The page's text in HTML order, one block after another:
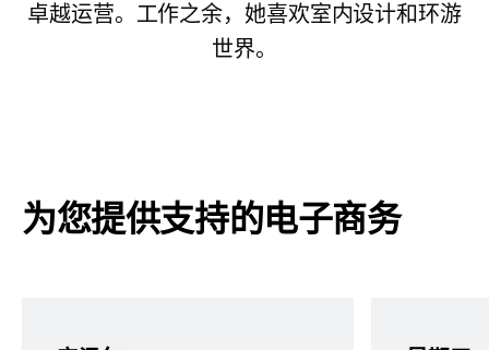
卓越运营。工作之余，她喜欢室内设计和环游
世界。
为您提供支持的电子商务